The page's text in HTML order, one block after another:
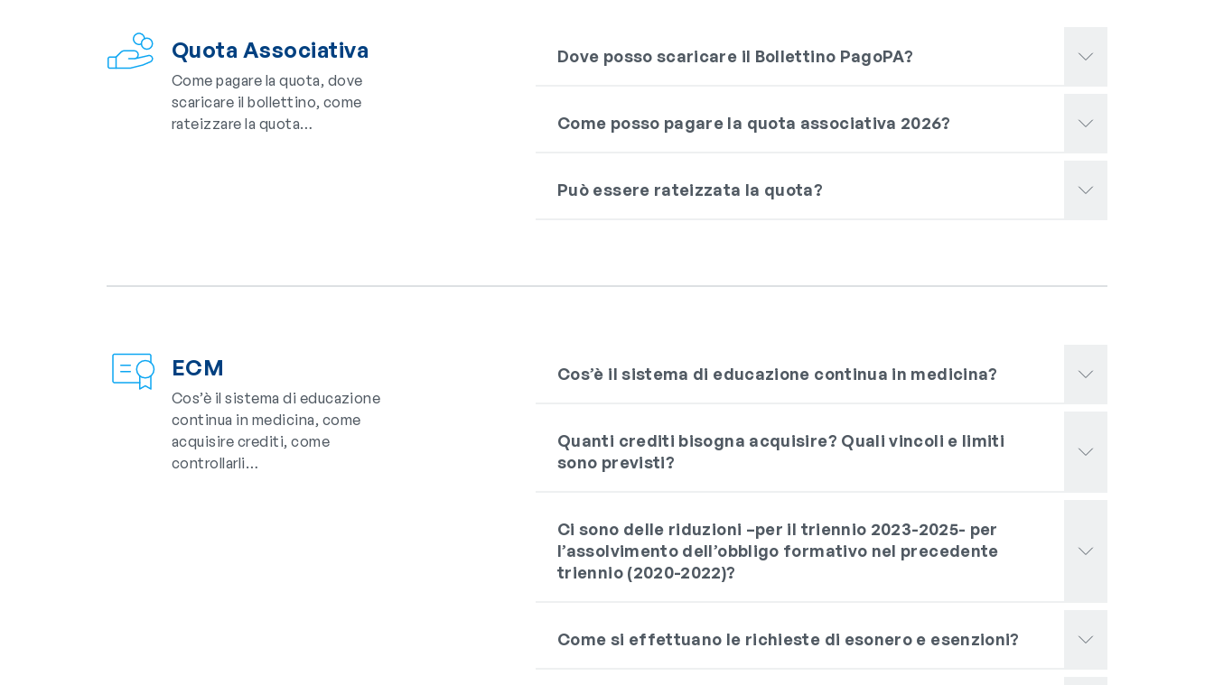
Quota Associativa
Come pagare la quota, dove
scaricare il bollettino, come
rateizzare la quota…
Dove posso scaricare il Bollettino PagoPA?
Come posso pagare la quota associativa 2026?
Può essere rateizzata la quota?
ECM
Cos’è il sistema di educazione
continua in medicina, come
acquisire crediti, come
controllarli…
Cos’è il sistema di educazione continua in medicina?
Quanti crediti bisogna acquisire? Quali vincoli e limiti
sono previsti?
Ci sono delle riduzioni –per il triennio 2023-2025- per
l’assolvimento dell’obbligo formativo nel precedente
triennio (2020-2022)?
Come si effettuano le richieste di esonero e esenzioni?